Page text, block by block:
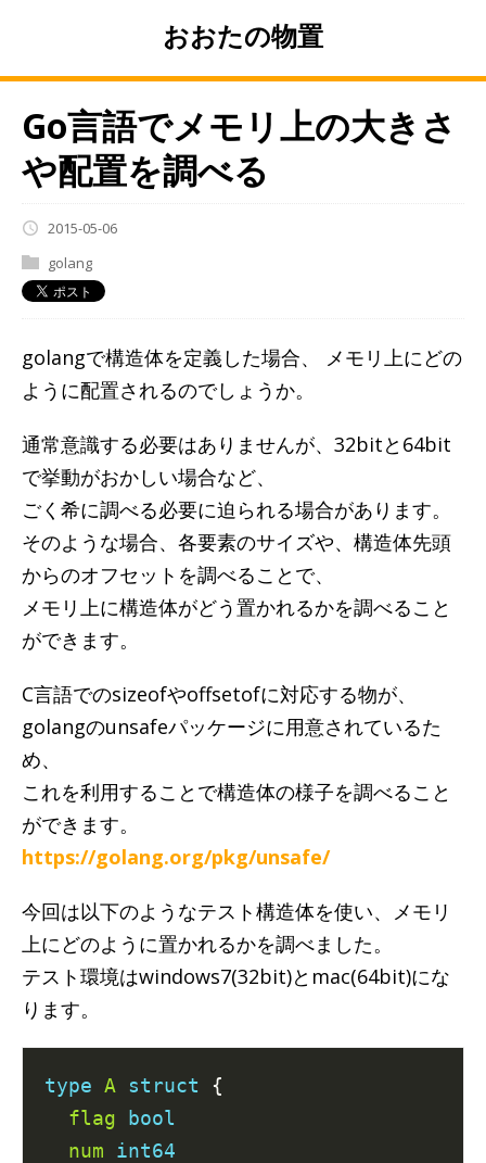
おおたの物置
Go言語でメモリ上の大きさ
や配置を調べる
2015-05-06
golang
golangで構造体を定義した場合、 メモリ上にどの
ように配置されるのでしょうか。
通常意識する必要はありませんが、32bitと64bit
で挙動がおかしい場合など、
ごく希に調べる必要に迫られる場合があります。
そのような場合、各要素のサイズや、構造体先頭
からのオフセットを調べることで、
メモリ上に構造体がどう置かれるかを調べること
ができます。
C言語でのsizeofやoffsetofに対応する物が、
golangのunsafeパッケージに用意されているた
め、
これを利用することで構造体の様子を調べること
ができます。
https://golang.org/pkg/unsafe/
今回は以下のようなテスト構造体を使い、メモリ
上にどのように置かれるかを調べました。
テスト環境はwindows7(32bit)とmac(64bit)にな
ります。
type A struct {
flag
bool
num
int64